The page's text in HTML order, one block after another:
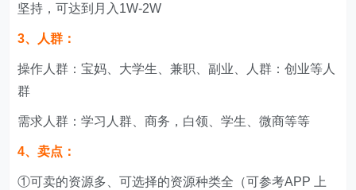
坚持，可达到月入1W-2W
3、人群：
操作人群：宝妈、大学生、兼职、副业、人群：创业等人
群
需求人群：学习人群、商务，白领、学生、微商等等
4、卖点：
①可卖的资源多、可选择的资源种类全（可参考APP 上